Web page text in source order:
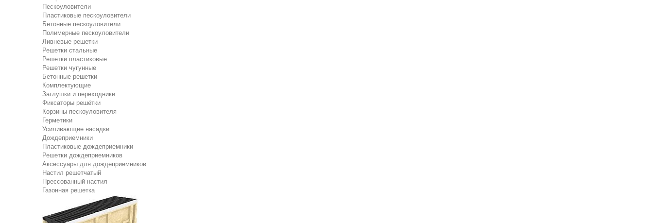
Пескоуловители
Пластиковые пескоуловители
Бетонные пескоуловители
Полимерные пескоуловители
Ливневые решетки
Решетки стальные
Решетки пластиковые
Решетки чугунные
Бетонные решетки
Комплектующие
Заглушки и переходники
Фиксаторы решётки
Корзины пескоуловителя
Герметики
Усиливающие насадки
Дождеприемники
Пластиковые дождеприемники
Решетки дождеприемников
Аксессуары для дождеприемников
Настил решетчатый
Прессованный настил
Газонная решетка